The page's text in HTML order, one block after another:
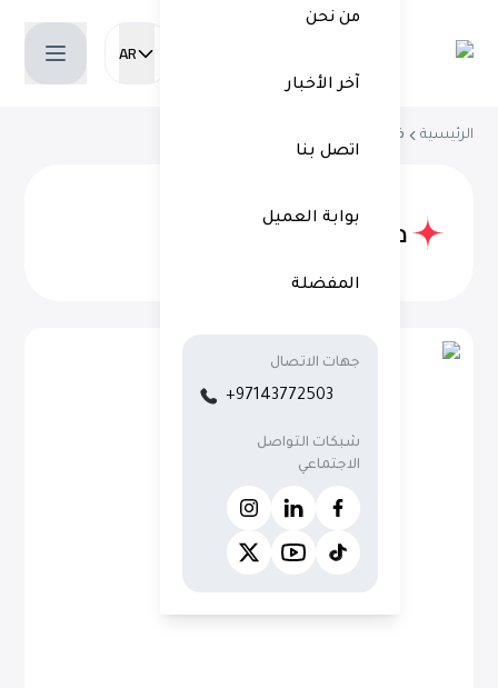
AR
Current language:
من نحن
آخر الأخبار
اتصل بنا
بوابة العميل
المفضلة
جهات الاتصال
+97143772503
شبكات التواصل
الاجتماعي
الرئيسية فريقنا
مدراؤنا